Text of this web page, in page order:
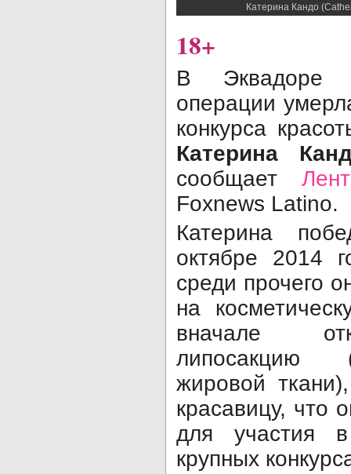
Катерина Кандо
18+
В Эквадоре
операции
конкурса
Катерина
сообщает
Foxnews Latino.
Катерина
октябре 2014
среди прочего
на
вначале
липосакцию
жировой
красавицу, что
для участия
крупных